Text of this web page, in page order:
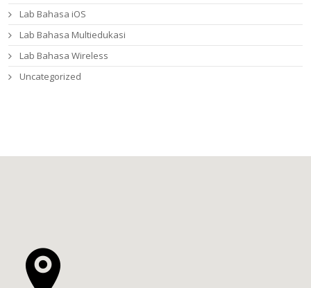
Lab Bahasa iOS
Lab Bahasa Multiedukasi
Lab Bahasa Wireless
Uncategorized